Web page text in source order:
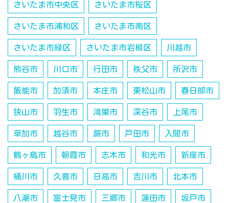
さいたま市中央区 さいたま市桜区
さいたま市浦和区 さいたま市南区
さいたま市緑区 さいたま市岩槻区 川越市
熊谷市 川口市 行田市 秩父市 所沢市
飯能市 加須市 本庄市 東松山市 春日部市
狭山市 羽生市 鴻巣市 深谷市 上尾市
草加市 越谷市 蕨市 戸田市 入間市
鶴ヶ島市 朝霞市 志木市 和光市 新座市
桶川市 久喜市 日高市 吉川市 北本市
八潮市 富士見市 三郷市 蓮田市 坂戸市